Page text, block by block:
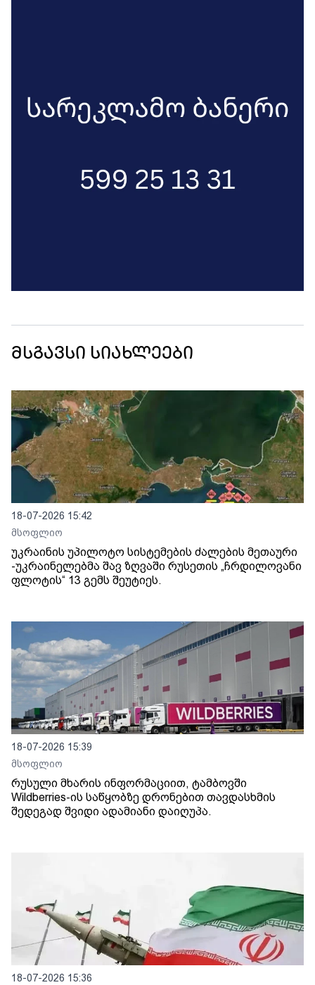
მსგავსი სიახლეები
18-07-2026 15:42
მსოფლიო
უკრაინის უპილოტო სისტემების ძალების მეთაური
-უკრაინელებმა შავ ზღვაში რუსეთის „ჩრდილოვანი
ფლოტის“ 13 გემს შეუტიეს.
18-07-2026 15:39
მსოფლიო
რუსული მხარის ინფორმაციით, ტამბოვში
Wildberries-ის საწყობზე დრონებით თავდასხმის
შედეგად შვიდი ადამიანი დაიღუპა.
18-07-2026 15:36